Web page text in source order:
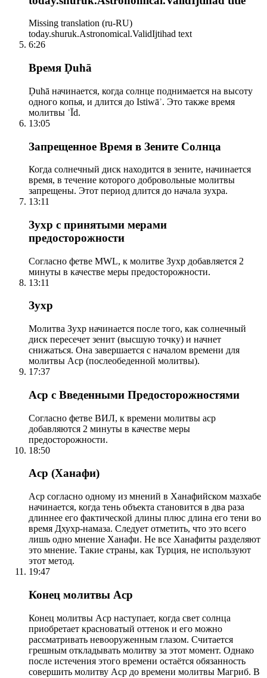
Missing translation (ru-RU)
today.shuruk.Astronomical.ValidIjtihad text
6:26
Время Ḍuhā
Ḍuhā начинается, когда солнце поднимается на высоту
одного копья, и длится до Istiwāʾ. Это также время
молитвы ʿĪd.
13:05
Запрещенное Время в Зените Солнца
Когда солнечный диск находится в зените, начинается
время, в течение которого добровольные молитвы
запрещены. Этот период длится до начала зухра.
13:11
Зухр с принятыми мерами
предосторожности
Согласно фетве MWL, к молитве Зухр добавляется 2
минуты в качестве меры предосторожности.
13:11
Зухр
Молитва Зухр начинается после того, как солнечный
диск пересечет зенит (высшую точку) и начнет
снижаться. Она завершается с началом времени для
молитвы Аср (послеобеденной молитвы).
17:37
Аср с Введенными Предосторожностями
Согласно фетве ВИЛ, к времени молитвы аср
добавляются 2 минуты в качестве меры
предосторожности.
18:50
Аср (Ханафи)
Аср согласно одному из мнений в Ханафийском мазхабе
начинается, когда тень объекта становится в два раза
длиннее его фактической длины плюс длина его тени во
время Дхухр-намаза. Следует отметить, что это всего
лишь одно мнение Ханафи. Не все Ханафиты разделяют
это мнение. Такие страны, как Турция, не используют
этот метод.
19:47
Конец молитвы Аср
Конец молитвы Аср наступает, когда свет солнца
приобретает красноватый оттенок и его можно
рассматривать невооруженным глазом. Считается
грешным откладывать молитву за этот момент. Однако
после истечения этого времени остаётся обязанность
совершить молитву Аср до времени молитвы Магриб. В